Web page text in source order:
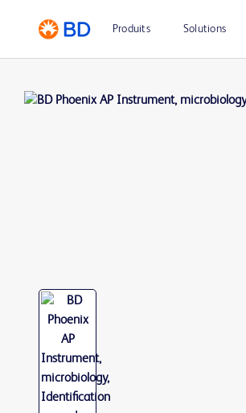
Produits Solutions